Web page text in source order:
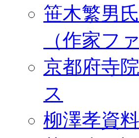
笹木繁男
（作家フ
京都府寺
ス
柳澤孝資